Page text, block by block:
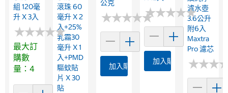
組 120毫
升 X 3入
★★★★★
★★★★★
最大訂
購數
量：4
滾珠 60
毫升 X 2
入+25%
乳霜30
毫升 X 1
入+PMD
驅蚊貼
片 X 30
貼
公克
★★★★★
★★★★★
加入購物車
★★★★★
★★★★★
加入購物車
濾水壺
3.6公升
附6入
Maxtra
Pro 濾芯
★★★
★★★